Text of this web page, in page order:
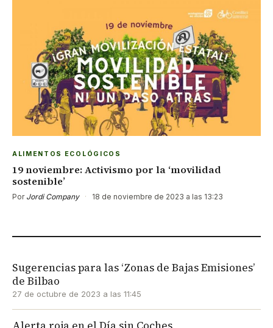
ALIMENTOS ECOLÓGICOS
19 noviembre: Activismo por la ‘movilidad
sostenible’
Por Jordi Company · 18 de noviembre de 2023 a las 13:23
Sugerencias para las ‘Zonas de Bajas Emisiones’
de Bilbao
27 de octubre de 2023 a las 11:45